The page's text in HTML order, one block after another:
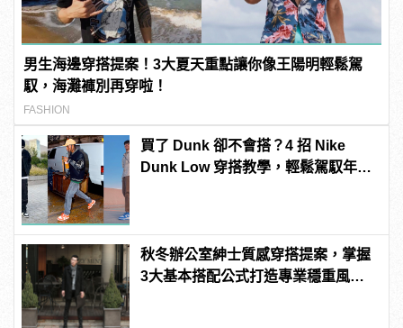
男生海邊穿搭提案！3大夏天重點讓你像王陽明輕鬆駕
馭，海灘褲別再穿啦！
FASHION
買了 Dunk 卻不會搭？4 招 Nike
Dunk Low 穿搭教學，輕鬆駕馭年度
秋冬辦公室紳士質感穿搭提案，掌握
3大基本搭配公式打造專業穩重風